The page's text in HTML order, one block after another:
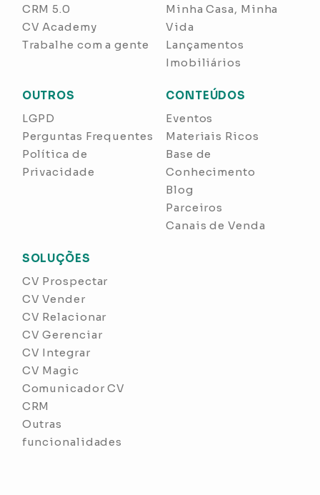
CRM 5.0
CV Academy
Trabalhe com a gente
Minha Casa, Minha
Vida
Lançamentos
Imobiliários
OUTROS
LGPD
Perguntas Frequentes
Política de
Privacidade
CONTEÚDOS
Eventos
Materiais Ricos
Base de
Conhecimento
Blog
Parceiros
Canais de Venda
SOLUÇÕES
CV Prospectar
CV Vender
CV Relacionar
CV Gerenciar
CV Integrar
CV Magic
Comunicador CV
CRM
Outras
funcionalidades